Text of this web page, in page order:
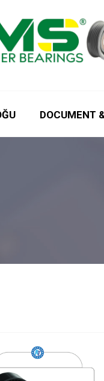
DOCUMENT